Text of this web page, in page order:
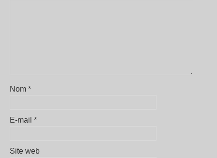
Nom *
E-mail *
Site web